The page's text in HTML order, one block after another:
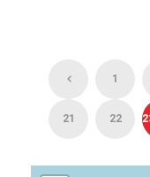
1
21 22